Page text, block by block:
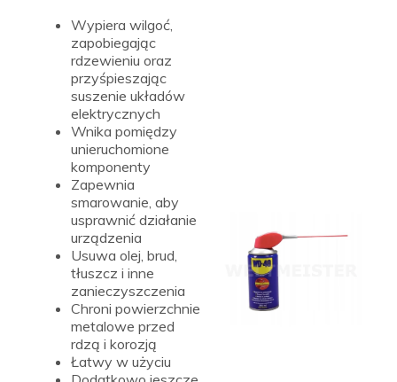
Wypiera wilgoć,
zapobiegając
rdzewieniu oraz
przyśpieszając
suszenie układów
elektrycznych
Wnika pomiędzy
unieruchomione
komponenty
Zapewnia
smarowanie, aby
usprawnić działanie
urządzenia
Usuwa olej, brud,
tłuszcz i inne
zanieczyszczenia
Chroni powierzchnie
metalowe przed
rdzą i korozją
Łatwy w użyciu